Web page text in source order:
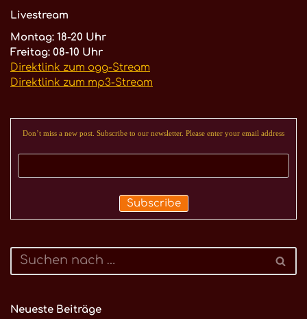
Livestream
Montag: 18-20 Uhr
Freitag: 08-10 Uhr
Direktlink zum ogg-Stream
Direktlink zum mp3-Stream
Don’t miss a new post. Subscribe to our newsletter. Please enter your email address
Neueste Beiträge